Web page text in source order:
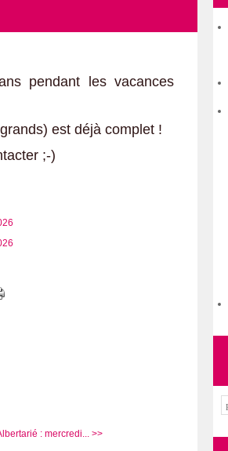
pendant les vacances
est déjà complet !
;-)
: mercredi... >>